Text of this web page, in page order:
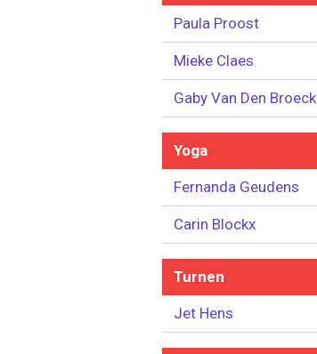
Paula Proost
Mieke Claes
Gaby Van Den Broeck
Yoga
Fernanda Geudens
Carin Blockx
Turnen
Jet Hens